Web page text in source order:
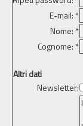
E-mail: *
Nome: *
Cognome: *
Altri dati
Newsletter: